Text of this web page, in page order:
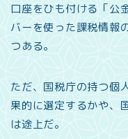
口座をひも付ける「公
バーを使った課税情報
つある。
ただ、国税庁の持つ個
果的に選定するかや、
は途上だ。